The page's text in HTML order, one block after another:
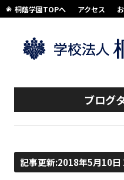
桐蔭学園TOPへ アクセス
ブログ
記事更新:2018年5月10日